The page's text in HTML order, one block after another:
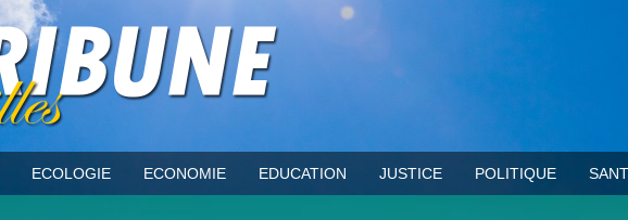
ECOLOGIE ECONOMIE EDUCATION JUSTICE POLITIQUE